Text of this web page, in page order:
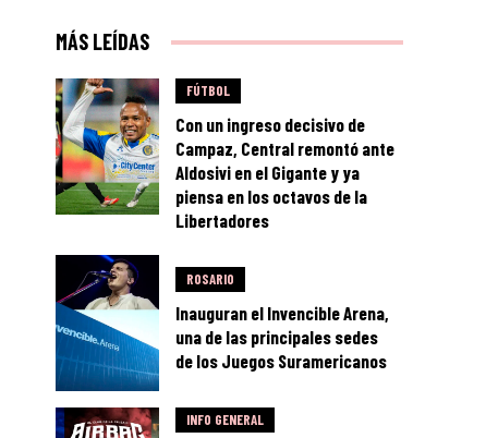
MÁS LEÍDAS
FÚTBOL
Con un ingreso decisivo de
Campaz, Central remontó ante
Aldosivi en el Gigante y ya
piensa en los octavos de la
Libertadores
ROSARIO
Inauguran el Invencible Arena,
una de las principales sedes
de los Juegos Suramericanos
INFO GENERAL